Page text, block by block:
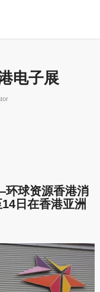
电子展
环球资源香港消
日在香港亚洲